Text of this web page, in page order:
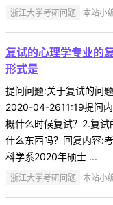
浙江大学考研问题 本站小
复试的心理学专业的
形式是
提问问题:关于复试的问
2020-04-2611:19提问
概什么时候复试？2.复
什么东西吗？回复内容:
科学系2020年硕士 ...
浙江大学考研问题 本站小